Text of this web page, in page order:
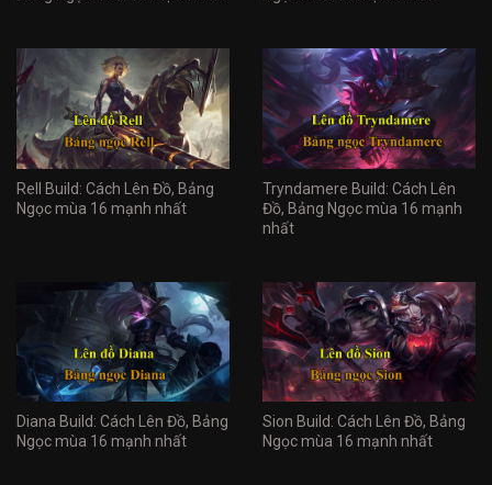
Rell Build: Cách Lên Đồ, Bảng
Ngọc mùa 16 mạnh nhất
Tryndamere Build: Cách Lên
Đồ, Bảng Ngọc mùa 16 mạnh
nhất
Diana Build: Cách Lên Đồ, Bảng
Ngọc mùa 16 mạnh nhất
Sion Build: Cách Lên Đồ, Bảng
Ngọc mùa 16 mạnh nhất